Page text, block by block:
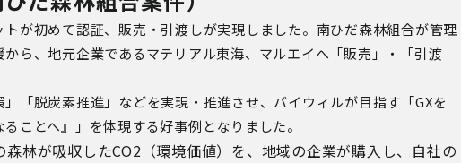
が初めて認証、販売・引渡しが実現しました。南ひだ森林組合が管理
ら、地元企業であるマテリアル東海、マルエイへ「販売」・「引渡
「脱炭素推進」などを実現・推進させ、バイウィルが目指す「GXを
ことへ』」を体現する好事例となりました。
森林が吸収したCO2 （環境価値）を、地域の企業が購入し、自社の